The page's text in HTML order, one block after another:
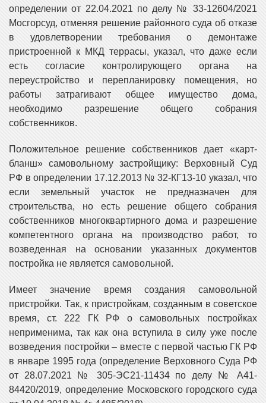
определении от 22.04.2021 по делу № 33-12604/2021
Мосгорсуд, отменяя решение районного суда об отказе
в удовлетворении требования о демонтаже
пристроенной к МКД террасы, указал, что даже если
есть согласие контролирующего органа на
переустройство и перепланировку помещения, но
работы затрагивают общее имущество дома,
необходимо разрешение общего собрания
собственников.
Положительное решение собственников дает «карт-
бланш» самовольному застройщику: Верховный Суд
РФ в определении 17.12.2013 № 32-КГ13-10 указал, что
если земельный участок не предназначен для
строительства, но есть решение общего собрания
собственников многоквартирного дома и разрешение
компетентного органа на производство работ, то
возведенная на основании указанных документов
постройка не является самовольной.
Имеет значение время создания самовольной
пристройки. Так, к пристройкам, созданным в советское
время, ст. 222 ГК РФ о самовольных постройках
неприменима, так как она вступила в силу уже после
возведения постройки – вместе с первой частью ГК РФ
в январе 1995 года (определение Верховного Суда РФ
от 28.07.2021 № 305-ЭС21-11434 по делу № А41-
84420/2019, определение Московского городского суда